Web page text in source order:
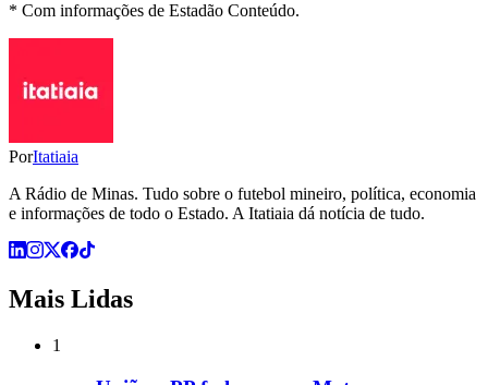
* Com informações de Estadão Conteúdo.
PorItatiaia
A Rádio de Minas. Tudo sobre o futebol mineiro, política, economia
e informações de todo o Estado. A Itatiaia dá notícia de tudo.
Mais Lidas
1